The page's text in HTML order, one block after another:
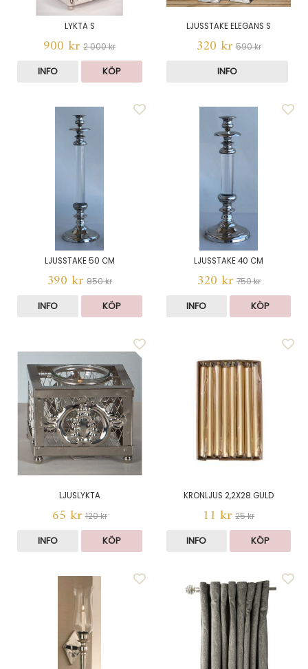
LYKTA S
900 kr 2 000 kr
INFO KÖP
LJUSSTAKE ELEGANS S
320 kr 590 kr
INFO
LJUSSTAKE 50 CM
390 kr 850 kr
INFO KÖP
LJUSSTAKE 40 CM
320 kr 750 kr
INFO KÖP
LJUSLYKTA
65 kr 120 kr
INFO KÖP
KRONLJUS 2,2X28 GULD
11 kr 25 kr
INFO KÖP